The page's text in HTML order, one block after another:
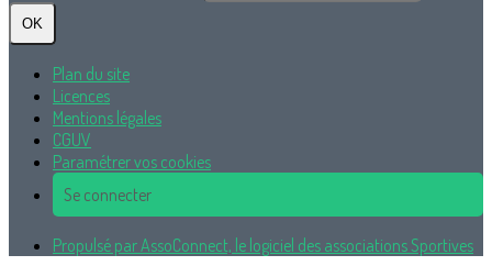
OK
Plan du site
Licences
Mentions légales
CGUV
Paramétrer vos cookies
Se connecter
Propulsé par AssoConnect, le logiciel des associations Sportives